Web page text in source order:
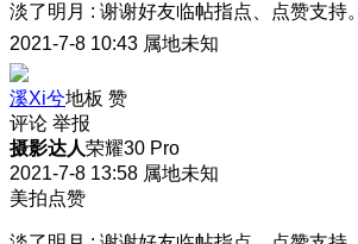
淡了明月 : 谢谢好友临帖指点、点赞支持。
2021-7-8 10:43 属地未知
溪Xi兮地板 赞
评论 举报
摄影达人荣耀30 Pro
2021-7-8 13:58 属地未知
美拍点赞